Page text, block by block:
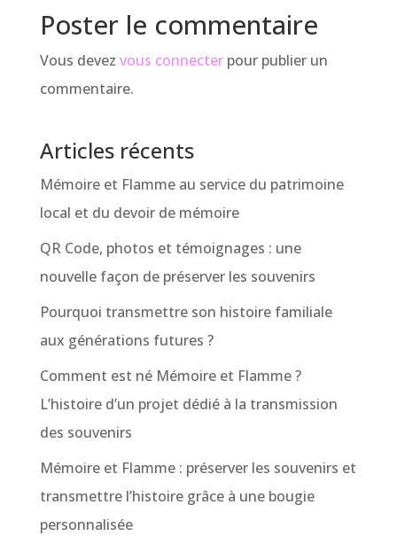
Poster le commentaire
Vous devez vous connecterpour publier un
commentaire.
Articles récents
Mémoire et Flamme au service du patrimoine
local et du devoir de mémoire
QR Code, photos et témoignages : une
nouvelle façon de préserver les souvenirs
Pourquoi transmettre son histoire familiale
aux générations futures ?
Comment est né Mémoire et Flamme ?
L’histoire d’un projet dédié à la transmission
des souvenirs
Mémoire et Flamme : préserver les souvenirs et
transmettre l’histoire grâce à une bougie
personnalisée